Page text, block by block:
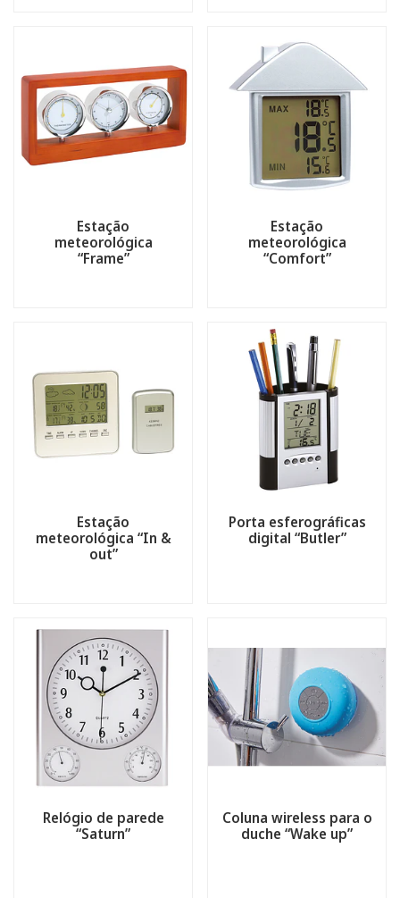
Estação
meteorológica
“Frame”
Estação
meteorológica
“Comfort”
Estação
meteorológica “In &
out”
Porta esferográficas
digital “Butler”
Relógio de parede
“Saturn”
Coluna wireless para o
duche “Wake up”